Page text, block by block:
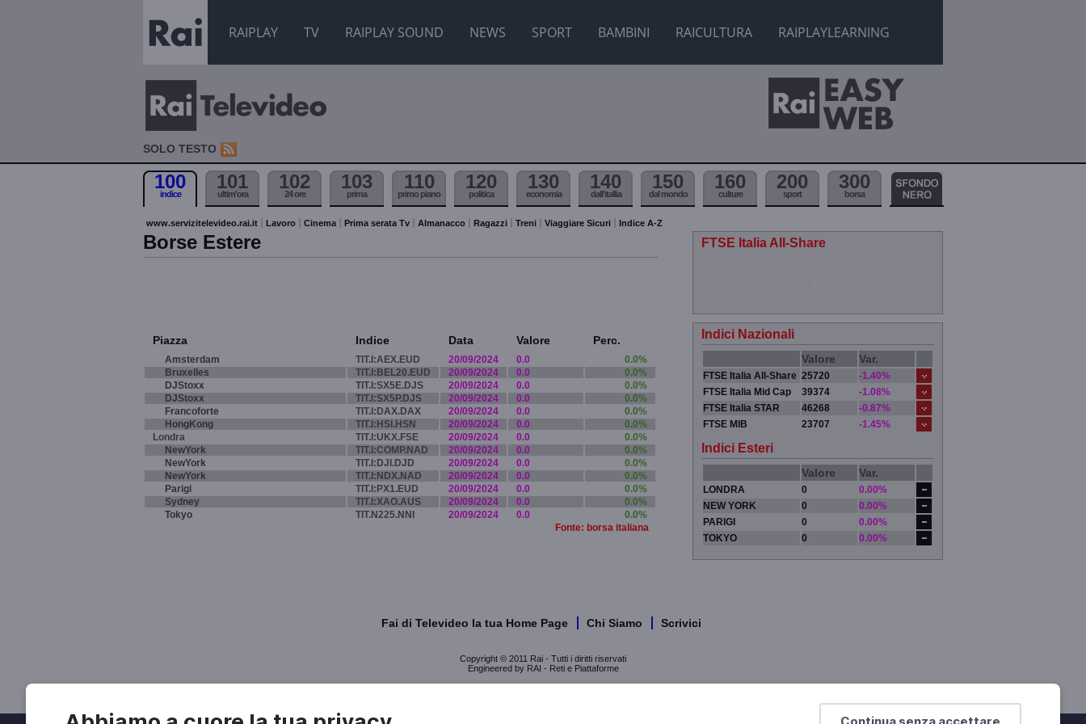
RAIPLAY TV RAIPLAY SOUND NEWS SPORT BAMBINI RAICULTURA RAIPLAYLEARNING
Continua senza accettare
SOLO TESTO
100
indice
101
ultim'ora
102
24 ore
103
prima
110
primo piano
120
politica
130
economia
140
dall'itallia
150
dal mondo
160
culture
200
sport
300
borsa
www.servizitelevideo.rai.it Lavoro Cinema Prima serata Tv Almanacco Ragazzi Treni Viaggiare Sicuri Indice A-Z
Borse Estere
Piazza Indice Data Valore Perc.
Amsterdam TIT.I:AEX.EUD 20/09/2024 0.0
0.0%
Bruxelles
TIT.I:BEL20.EUD 20/09/2024 0.0
0.0%
DJStoxx
TIT.I:SX5E.DJS 20/09/2024 0.0
0.0%
DJStoxx
TIT.I:SX5P.DJS 20/09/2024 0.0
0.0%
Francoforte
TIT.I:DAX.DAX 20/09/2024 0.0
0.0%
HongKong
TIT.I:HSI.HSN 20/09/2024 0.0
0.0%
Londra
TIT.I:UKX.FSE 20/09/2024 0.0
0.0%
NewYork
TIT.I:COMP.NAD 20/09/2024 0.0
0.0%
NewYork
TIT.I:DJI.DJD 20/09/2024 0.0
0.0%
NewYork
TIT.I:NDX.NAD 20/09/2024 0.0
0.0%
Parigi
TIT.I:PX1.EUD 20/09/2024 0.0
0.0%
Sydney
TIT.I:XAO.AUS 20/09/2024 0.0
0.0%
Tokyo
TIT.N225.NNI 20/09/2024 0.0
0.0%
Fonte: borsa italiana
FTSE Italia All-Share
Indici Nazionali
Valore Var.
FTSE Italia All-Share 25720
-1.40%
FTSE Italia Mid Cap
39374
-1.08%
FTSE Italia STAR
46268
-0.87%
FTSE MIB
23707 -1.45%
Indici Esteri
Valore Var.
LONDRA 0
0.00%
NEW YORK
0
0.00%
PARIGI
0
0.00%
TOKYO
0 0.00%
Fai di Televideo la tua Home Page Chi Siamo Scrivici
Copyright © 2011 Rai - Tutti i diritti riservati
Engineered by RAI - Reti e Piattaforme